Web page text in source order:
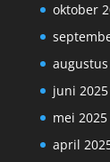
oktober
juni 2025
mei 2025
april